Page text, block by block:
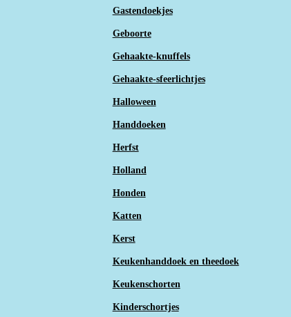
Gastendoekjes
Geboorte
Gehaakte-knuffels
Gehaakte-sfeerlichtjes
Halloween
Handdoeken
Herfst
Holland
Honden
Katten
Kerst
Keukenhanddoek en theedoek
Keukenschorten
Kinderschortjes